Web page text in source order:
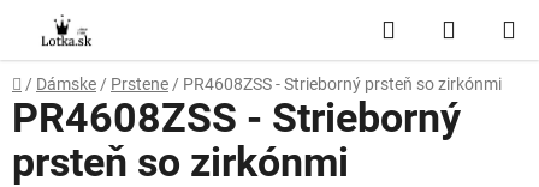
obsah
Hľadať
KOŠÍK
Domov
/ Dámske / Prstene / PR4608ZSS - Strieborný prsteň so zirkónmi
PR4608ZSS - Strieborný
prsteň so zirkónmi